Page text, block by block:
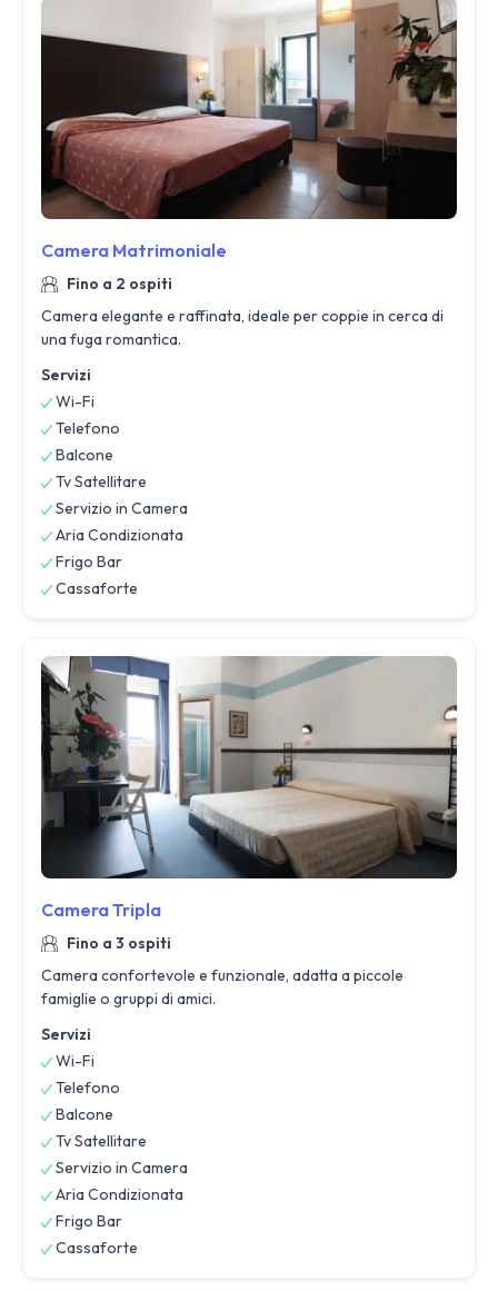
Camera Matrimoniale
Fino a 2 ospiti
Camera elegante e raffinata, ideale per coppie in cerca di
una fuga romantica.
Servizi
Wi-Fi
Telefono
Balcone
Tv Satellitare
Servizio in Camera
Aria Condizionata
Frigo Bar
Cassaforte
Camera Tripla
Fino a 3 ospiti
Camera confortevole e funzionale, adatta a piccole
famiglie o gruppi di amici.
Servizi
Wi-Fi
Telefono
Balcone
Tv Satellitare
Servizio in Camera
Aria Condizionata
Frigo Bar
Cassaforte